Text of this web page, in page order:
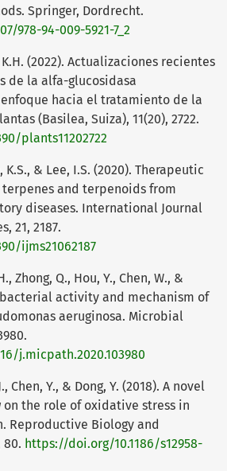
Springer, Dordrecht.
978-94-009-5921-7_2
(2022). Actualizaciones recientes
de la alfa-glucosidasa
hacia el tratamiento de la
(Basilea, Suiza), 11(20), 2722.
plants11202722
K.S., & Lee, I.S. (2020). Therapeutic
and terpenoids from
diseases. International Journal
21, 2187.
ijms21062187
Zhong, Q., Hou, Y., Chen, W., &
activity and mechanism of
aeruginosa. Microbial
j.micpath.2020.103980
Chen, Y., & Dong, Y. (2018). A novel
the role of oxidative stress in
Reproductive Biology and
80. https://doi.org/10.1186/s12958-